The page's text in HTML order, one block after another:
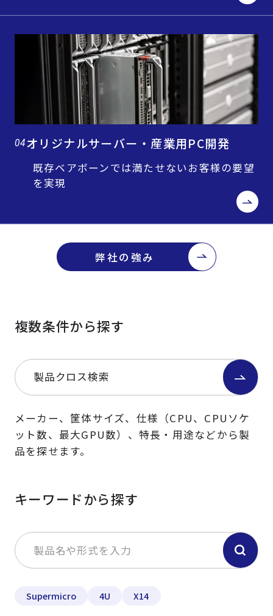
04オリジナルサーバー・産業用PC開発
既存ベアボーンでは満たせないお客様の要望
を実現
弊社の強み
複数条件から探す
製品クロス検索
メーカー、筐体サイズ、仕様（CPU、CPUソケ
ット数、最大GPU数）、特長・用途などから製
品を探せます。
キーワードから探す
Supermicro 4U X14